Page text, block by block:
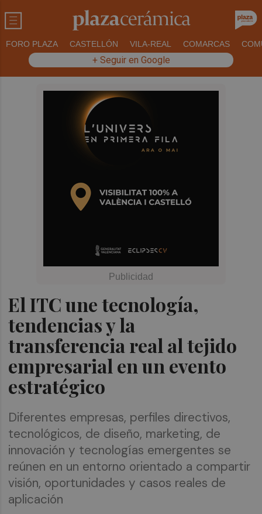
FORO PLAZA CASTELLÓN VILA-REAL COMARCAS
+ Seguir en Google
El ITC une tecnología,
tendencias y la
transferencia real al tejido
empresarial en un evento
estratégico
Diferentes empresas, perfiles directivos,
tecnológicos, de diseño, marketing, de
innovación y tecnologías emergentes se
reúnen en un entorno orientado a compartir
visión, oportunidades y casos reales de
aplicación